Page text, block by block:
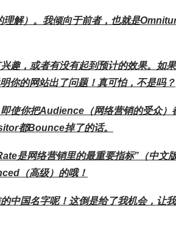
解） 。我倾向于前者，也就是
趣，或者有没有起到预计的效果。如
你的网站出了问题！真可怕，不是吗？
使你把Audience（网络营销的受众）
都Bounce掉了的话。
是网络营销里的最重要指标”（中文
（高级）的哦！
中国名字呢！这倒是给了我机会，让